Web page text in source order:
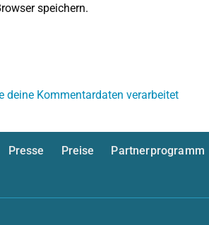
speichern.
deine Kommentardaten verarbeitet
Presse Preise
Partnerprogramm